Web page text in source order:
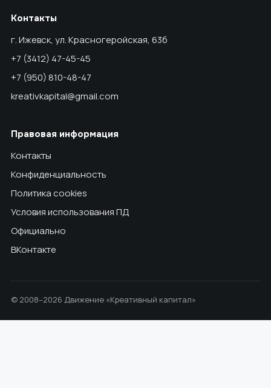
Контакты
г. Ижевск, ул. Красногеройская, 63б
+7 (3412) 47-45-45
+7 (950) 810-48-47
kreativkapital@gmail.com
Правовая информация
Контакты
Конфиденциальность
Политика cookies
Условия использования ПД
Официально
ВКонтакте
© 2008–2026 Движение «Креативный капитал»